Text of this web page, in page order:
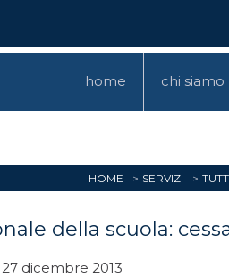
home chi siamo
HOME SERVIZI
della scuola:
dicembre 2013